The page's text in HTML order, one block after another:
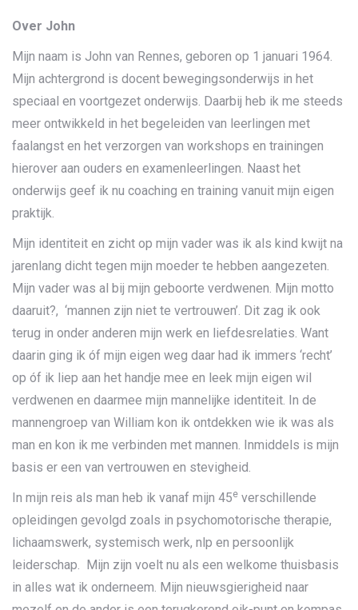
Over John
Mijn naam is John van Rennes, geboren op 1 januari 1964.
Mijn achtergrond is docent bewegingsonderwijs in het
speciaal en voortgezet onderwijs. Daarbij heb ik me steeds
meer ontwikkeld in het begeleiden van leerlingen met
faalangst en het verzorgen van workshops en trainingen
hierover aan ouders en examenleerlingen. Naast het
onderwijs geef ik nu coaching en training vanuit mijn eigen
praktijk.
Mijn identiteit en zicht op mijn vader was ik als kind kwijt na
jarenlang dicht tegen mijn moeder te hebben aangezeten.
Mijn vader was al bij mijn geboorte verdwenen. Mijn motto
daaruit?, ‘mannen zijn niet te vertrouwen’. Dit zag ik ook
terug in onder anderen mijn werk en liefdesrelaties. Want
daarin ging ik óf mijn eigen weg daar had ik immers ‘recht’
op óf ik liep aan het handje mee en leek mijn eigen wil
verdwenen en daarmee mijn mannelijke identiteit. In de
mannengroep van William kon ik ontdekken wie ik was als
man en kon ik me verbinden met mannen. Inmiddels is mijn
basis er een van vertrouwen en stevigheid.
In mijn reis als man heb ik vanaf mijn 45e verschillende
opleidingen gevolgd zoals in psychomotorische therapie,
lichaamswerk, systemisch werk, nlp en persoonlijk
leiderschap. Mijn zijn voelt nu als een welkome thuisbasis
in alles wat ik onderneem. Mijn nieuwsgierigheid naar